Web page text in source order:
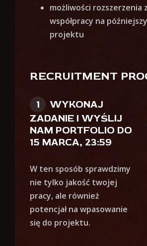
możliwości rozszerzenia
współpracy na
projektu
RECRUITMENT
WYKONAJ
ZADANIE I WYŚLIJ
NAM PORTFOLIO DO
15 MARCA, 23:59
W ten sposób sprawdzimy
nie tylko jakość twojej
pracy, ale również
potencjał na wpasowanie
się do projektu.